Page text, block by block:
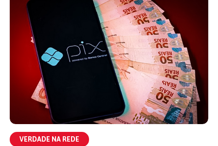
VERDADE NA REDE